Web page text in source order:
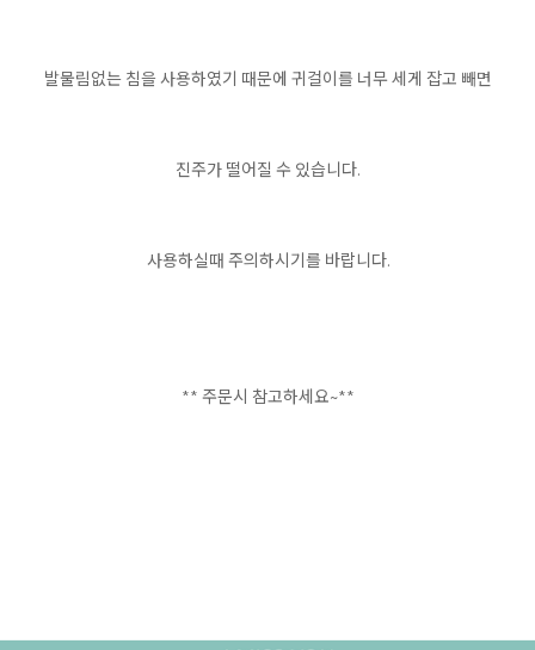
발물림없는 침을 사용하였기 때문에 귀걸이를 너무 세게 잡고 빼면
진주가 떨어질 수 있습니다.
사용하실때 주의하시기를 바랍니다.
** 주문시 참고하세요~**